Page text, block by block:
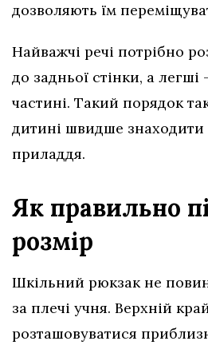
дозволяють їм
Найважчі речі потрібно
до задньої стінки, а
частині. Такий порядок
дитині швидше знаходити
приладдя.
Як правильно
розмір
Шкільний рюкзак не
за плечі учня. Верхній
розташовуватися